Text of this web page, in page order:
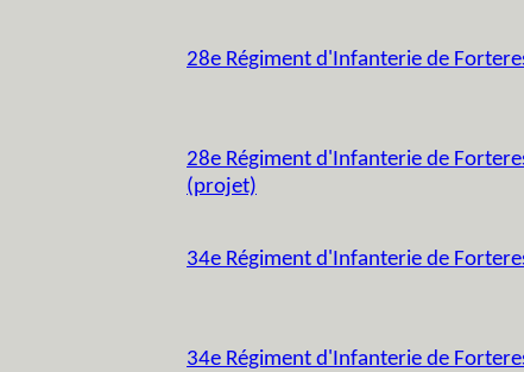
28e Régiment d'Infanterie de
28e Régiment d'Infanterie de
(projet)
34e Régiment d'Infanterie de
34e Régiment d'Infanterie de